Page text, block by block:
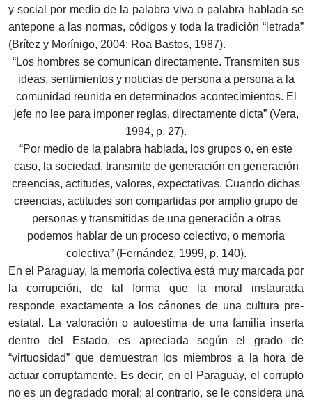
y social por medio de la palabra viva o palabra hablada se
antepone a las normas, códigos y toda la tradición “letrada”
(Brítez y Morínigo, 2004; Roa Bastos, 1987).
“Los hombres se comunican directamente. Transmiten sus
ideas, sentimientos y noticias de persona a persona a la
comunidad reunida en determinados acontecimientos. El
jefe no lee para imponer reglas, directamente dicta” (Vera,
1994, p. 27).
“Por medio de la palabra hablada, los grupos o, en este
caso, la sociedad, transmite de generación en generación
creencias, actitudes, valores, expectativas. Cuando dichas
creencias, actitudes son compartidas por amplio grupo de
personas y transmitidas de una generación a otras
podemos hablar de un proceso colectivo, o memoria
colectiva” (Fernández, 1999, p. 140).
En el Paraguay, la memoria colectiva está muy marcada por
la corrupción, de tal forma que la moral instaurada
responde exactamente a los cánones de una cultura pre-
estatal. La valoración o autoestima de una familia inserta
dentro del Estado, es apreciada según el grado de
“virtuosidad” que demuestran los miembros a la hora de
actuar corruptamente. Es decir, en el Paraguay, el corrupto
no es un degradado moral; al contrario, se le considera una